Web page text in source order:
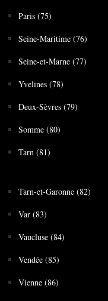
Paris (75)
Seine-Maritime (76)
Seine-et-Marne (77)
Yvelines (78)
Deux-Sèvres (79)
Somme (80)
Tarn (81)
Tarn-et-Garonne (82)
Var (83)
Vaucluse (84)
Vendée (85)
Vienne (86)